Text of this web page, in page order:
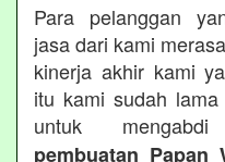
Para pelanggan
jasa dari kami
kinerja akhir kami
itu kami sudah
untuk
pembuatan Papan